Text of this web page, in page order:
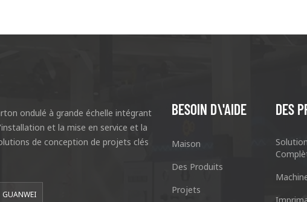
ondulé à grande échelle intégrant
et la mise en service et la
de conception de projets clés
GUANWEI
BESOIN D\'AIDE
Maison
Des Produits
Projets
DES